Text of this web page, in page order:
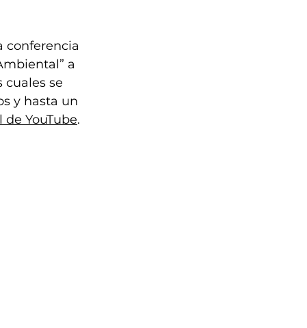
conferencia
a
cuales se
y hasta un
YouTube.